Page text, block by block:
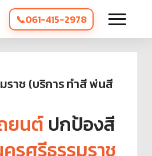
061-415-2978
ราช (บริการ ทำสี พ่นสี
ยนต์ปกป้องสี
รศรีธรรมราช